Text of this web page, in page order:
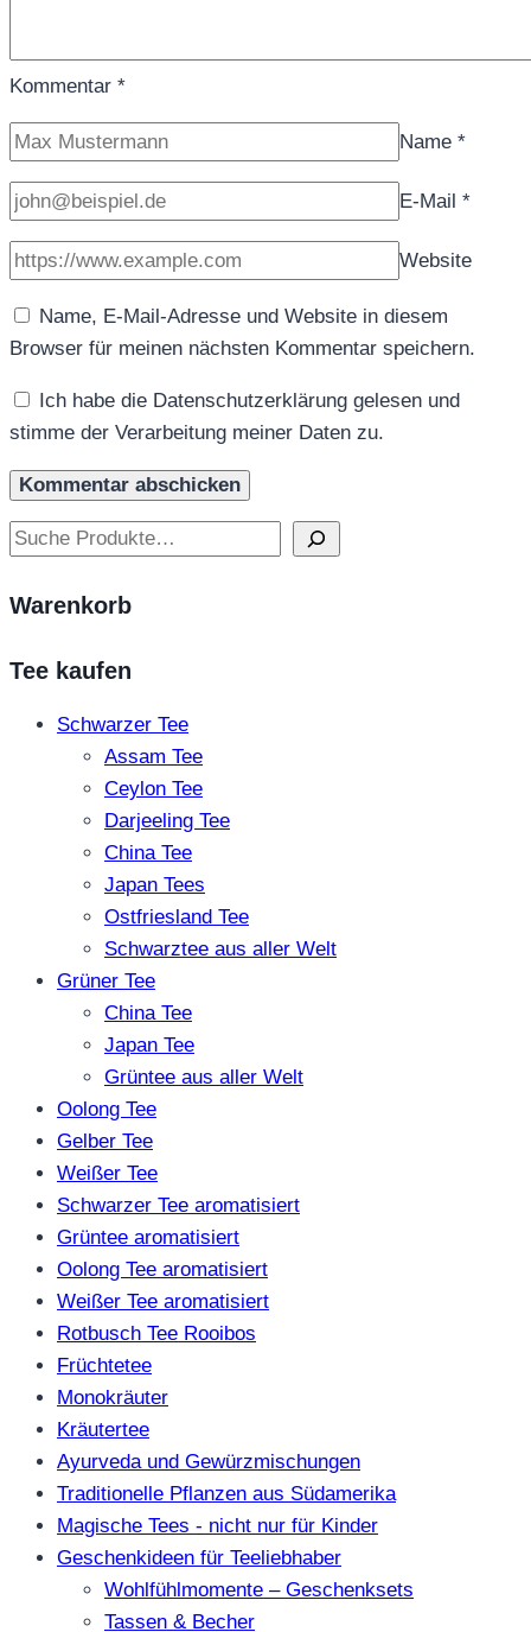
Kommentar *
Name *
E-Mail *
Website
Name, E-Mail-Adresse und Website in diesem
Browser für meinen nächsten Kommentar speichern.
Ich habe die Datenschutzerklärung gelesen und
stimme der Verarbeitung meiner Daten zu.
Suchen
Warenkorb
Tee kaufen
Schwarzer Tee
Assam Tee
Ceylon Tee
Darjeeling Tee
China Tee
Japan Tees
Ostfriesland Tee
Schwarztee aus aller Welt
Grüner Tee
China Tee
Japan Tee
Grüntee aus aller Welt
Oolong Tee
Gelber Tee
Weißer Tee
Schwarzer Tee aromatisiert
Grüntee aromatisiert
Oolong Tee aromatisiert
Weißer Tee aromatisiert
Rotbusch Tee Rooibos
Früchtetee
Monokräuter
Kräutertee
Ayurveda und Gewürzmischungen
Traditionelle Pflanzen aus Südamerika
Magische Tees - nicht nur für Kinder
Geschenkideen für Teeliebhaber
Wohlfühlmomente – Geschenksets
Tassen & Becher